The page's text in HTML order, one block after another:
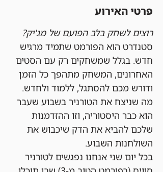
פרטי האירוע
רוצים לשחק בלב הפועם של מג'יק?
סטנדרט הוא הפורמט שתמיד מרגיש
חדש. בגלל שמשחקים רק עם הסטים
האחרונים, המשחק מתהפך כל הזמן
ודורש מכם להסתגל, ללמוד ולחדש.
מה שניצח את הטורניר בשבוע שעבר
הוא כבר היסטוריה, וזו ההזדמנות
שלכם להביא את הדק שיכבוש את
השולחנות השבוע.
בכל יום שני אנחנו נפגשים לטורניר